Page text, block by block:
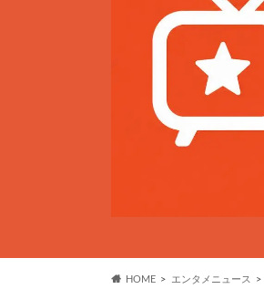
HOME エンタメニュース